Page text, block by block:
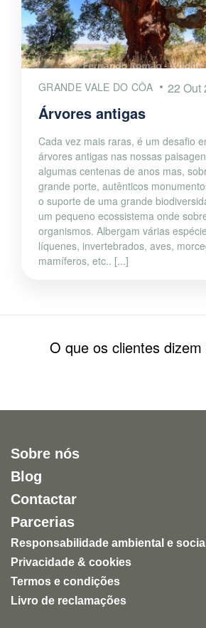
GRANDE VALE DO CÔA 22 Out
Árvores antigas
Cada vez mais raras, é um desafio
árvores antigas nas nossas
algumas centenas de anos mas,
grande porte, autênticos
o suporte de uma grande
um pequeno ecossistema onde
organismos. Albergam várias
líquenes, invertebrados, aves,
mamíferos, etc.. [...]
O que os clientes
Sobre nós
Blog
Contactar
Parcerias
Responsabilidade ambiental e social
Privacidade & cookies
Termos e condições
Livro de reclamações